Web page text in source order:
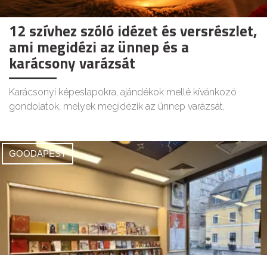
12 szívhez szóló idézet és versrészlet,
ami megidézi az ünnep és a
karácsony varázsát
Karácsonyi képeslapokra, ajándékok mellé kívánkozó
gondolatok, melyek megidézik az ünnep varázsát.
GOODAPEST